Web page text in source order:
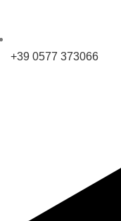
+39 0577 373066